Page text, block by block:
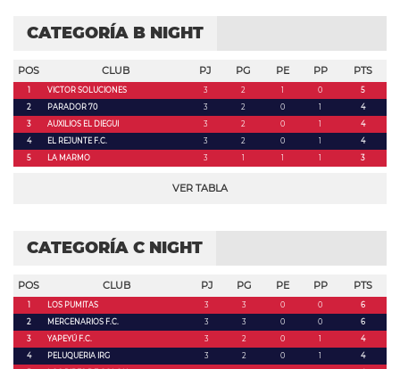
CATEGORÍA B NIGHT
POS CLUB PJ PG PE PP PTS
1 VICTOR SOLUCIONES 3 2 1 0
5
2
PARADOR 70 3 2 0 1
4
3
AUXILIOS EL DIEGUI 3 2 0 1
4
4
EL REJUNTE F.C. 3 2 0 1
4
5
LA MARMO 3 1 1 1 3
VER TABLA
CATEGORÍA C NIGHT
POS CLUB PJ PG PE PP PTS
1 LOS PUMITAS 3 3 0 0
6
2
MERCENARIOS F.C. 3 3 0 0
6
3
YAPEYÚ F.C. 3 2 0 1
4
4
PELUQUERIA IRG 3 2 0 1
4